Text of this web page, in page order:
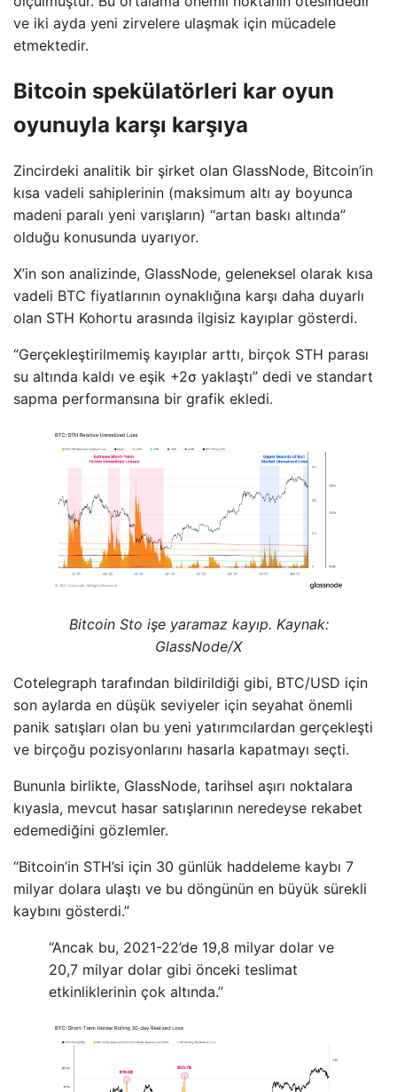
ve iki ayda yeni zirvelere ulaşmak için mücadele
etmektedir.
Bitcoin spekülatörleri kar oyun
oyunuyla karşı karşıya
Zincirdeki analitik bir şirket olan GlassNode, Bitcoin’in
kısa vadeli sahiplerinin (maksimum altı ay boyunca
madeni paralı yeni varışların) “artan baskı altında”
olduğu konusunda uyarıyor.
X’in son analizinde, GlassNode, geleneksel olarak kısa
vadeli BTC fiyatlarının oynaklığına karşı daha duyarlı
olan STH Kohortu arasında ilgisiz kayıplar gösterdi.
“Gerçekleştirilmemiş kayıplar arttı, birçok STH parası
su altında kaldı ve eşik +2σ yaklaştı” dedi ve standart
sapma performansına bir grafik ekledi.
Bitcoin Sto işe yaramaz kayıp. Kaynak:
GlassNode/X
Cotelegraph tarafından bildirildiği gibi, BTC/USD için
son aylarda en düşük seviyeler için seyahat önemli
panik satışları olan bu yeni yatırımcılardan gerçekleşti
ve birçoğu pozisyonlarını hasarla kapatmayı seçti.
Bununla birlikte, GlassNode, tarihsel aşırı noktalara
kıyasla, mevcut hasar satışlarının neredeyse rekabet
edemediğini gözlemler.
“Bitcoin’in STH’si için 30 günlük haddeleme kaybı 7
milyar dolara ulaştı ve bu döngünün en büyük sürekli
kaybını gösterdi.”
“Ancak bu, 2021-22’de 19,8 milyar dolar ve
20,7 milyar dolar gibi önceki teslimat
etkinliklerinin çok altında.”